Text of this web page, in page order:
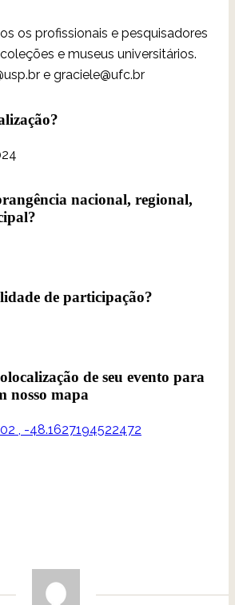
os profissionais e pesquisadores
e museus universitários.
e graciele@ufc.br
nacional, regional,
de participação?
de seu evento para
nosso mapa
, -48.1627194522472